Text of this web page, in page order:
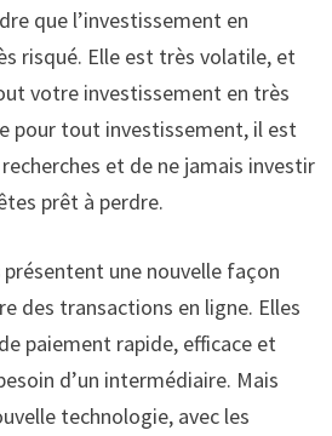
que l’investissement en
risqué. Elle est très volatile, et
votre investissement en très
pour tout investissement, il est
et de ne jamais investir
prêt à perdre.
présentent une nouvelle façon
des transactions en ligne. Elles
paiement rapide, efficace et
d’un intermédiaire. Mais
technologie, avec les